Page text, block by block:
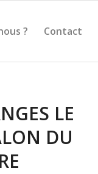
? Contact
LE
DU